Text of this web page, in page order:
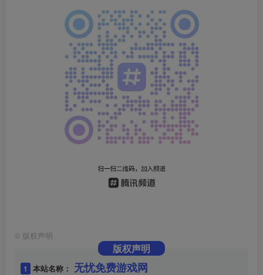
© 版权声明
版权声明
1 本站名称： 无忧免费游戏网